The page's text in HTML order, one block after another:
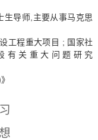
生导师,主要从事马克思
工程重大项目 ; 国家社
有关重大问题研究